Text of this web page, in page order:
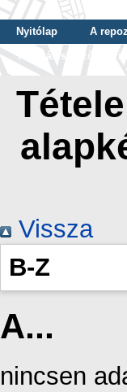
Nyitólap A
Tallózás szerző
Vissza
B-Z
A...
nincsen